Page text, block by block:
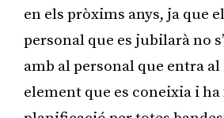
en els pròxims anys, ja que
personal que es jubilarà no
amb al personal que entra al
element que es coneixia i